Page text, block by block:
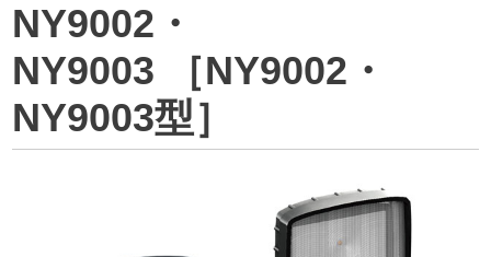
NY9002・
NY9003 ［NY9002・
NY9003型］